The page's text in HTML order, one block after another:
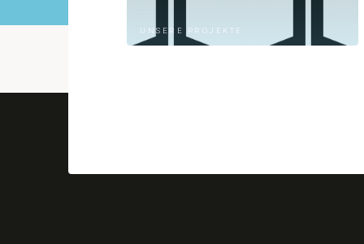
UNSERE PROJEKTE